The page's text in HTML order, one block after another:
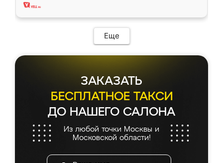
Еще
ЗАКАЗАТЬ
БЕСПЛАТНОЕ ТАКСИ
ДО НАШЕГО САЛОНА
Из любой точки Москвы и
Московской области!